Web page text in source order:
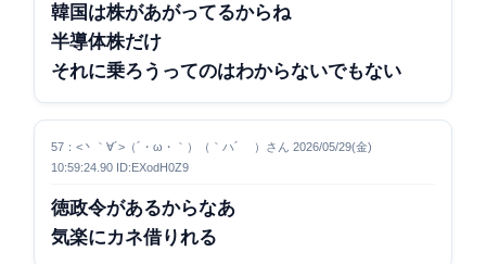
韓国は株があがってるからね
半導体株だけ
それに乗ろうってのはわからないでもない
57：<丶｀∀´>（´・ω・｀）（｀ハ´ ）さん 2026/05/29(金)
10:59:24.90 ID:EXodH0Z9
徳政令があるからなあ
気楽にカネ借りれる